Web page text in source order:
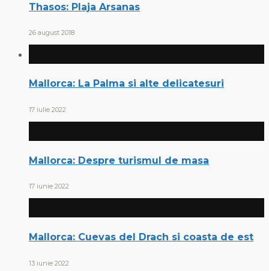
Thasos: Plaja Arsanas
26 august 2018
Mallorca: La Palma si alte delicatesuri
17 iulie 2022
Mallorca: Despre turismul de masa
17 iunie 2022
Mallorca: Cuevas del Drach si coasta de est
13 iunie 2022